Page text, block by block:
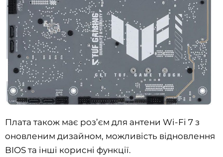
Плата також має роз’єм для антени Wi-Fi 7 з
оновленим дизайном, можливість відновлення
BIOS та інші корисні функції.